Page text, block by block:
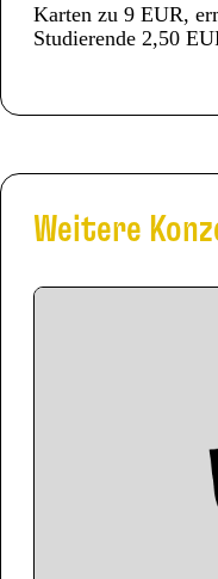
Karten zu 9 EUR,
Studierende 2,50
Weitere